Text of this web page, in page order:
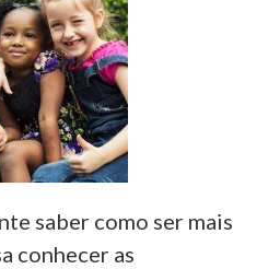
saber como ser mais
conhecer as